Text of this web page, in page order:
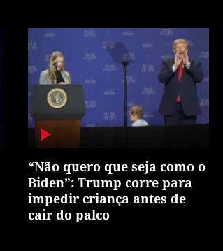
“Não quero que seja como o
Biden”: Trump corre para
impedir criança antes de
cair do palco